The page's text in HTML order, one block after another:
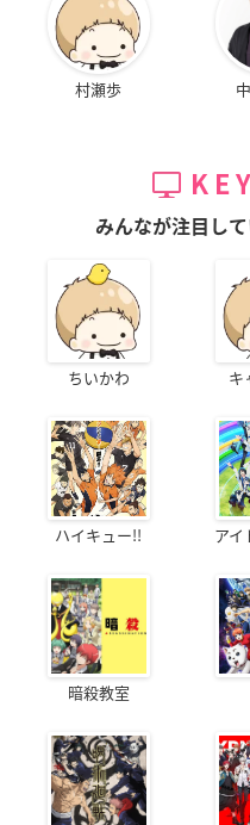
村瀬歩
みんなが注目し
ちいかわ キ
ハイキュー!! アイ
暗殺教室